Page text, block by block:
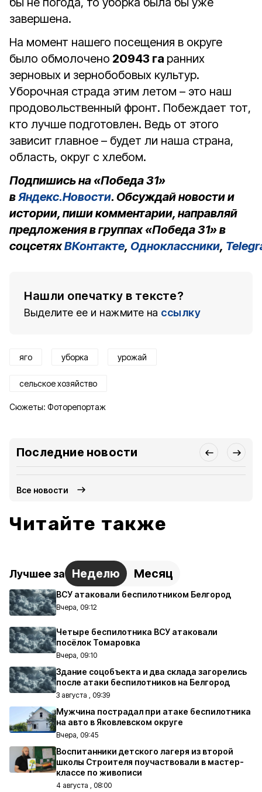
завершена.
На момент нашего посещения в округе
было обмолочено 20943 га ранних
зерновых и зернобобовых культур.
Уборочная страда этим летом – это наш
продовольственный фронт. Побеждает тот,
кто лучше подготовлен. Ведь от этого
зависит главное – будет ли наша страна,
область, округ с хлебом.
Подпишись на «Победа 31»
вЯндекс.Новости. Обсуждай новости и
истории, пиши комментарии, направляй
предложения в группах «Победа 31» в
соцсетяхВКонтакте, Одноклассники,
Нашли опечатку в тексте?
Выделите ее и нажмите на ссылку
яго уборка урожай
сельское хозяйство
Сюжеты: Фоторепортаж
Последние новости
Все новости
Читайте также
Лучшее за Неделю Месяц
ВСУ атаковали беспилотником Белгород
Вчера, 09:12
Четыре беспилотника ВСУ атаковали
посёлок Томаровка
Вчера, 09:10
Здание соцобъекта и два склада загорелись
после атаки беспилотников на Белгород
3 августа , 09:39
Мужчина пострадал при атаке беспилотника
на авто в Яковлевском округе
Вчера, 09:45
Воспитанники детского лагеря из второй
школы Строителя поучаствовали в мастер-
классе по живописи
4 августа , 08:00